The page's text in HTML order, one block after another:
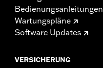
Bedienungsanleitungen
Wartungspläne
Software Updates
VERSICHERUNG